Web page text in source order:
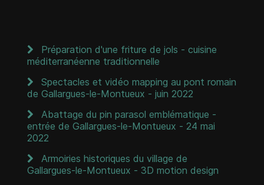
Préparation d'une friture de jols - cuisine
méditerranéenne traditionnelle
Spectacles et vidéo mapping au pont romain
de Gallargues-le-Montueux - juin 2022
Abattage du pin parasol emblématique -
entrée de Gallargues-le-Montueux - 24 mai
2022
Armoiries historiques du village de
Gallargues-le-Montueux - 3D motion design